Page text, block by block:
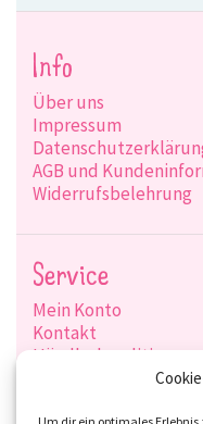
Info
Über uns
Impressum
AGB und
Widerrufsbelehrung
Service
Mein Konto
Kontakt
Händlerkonditionen